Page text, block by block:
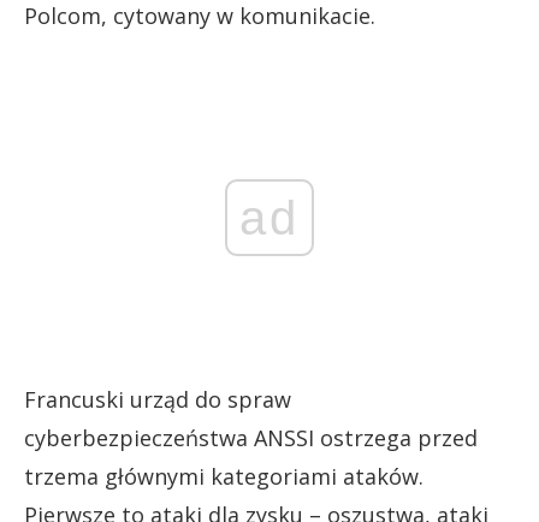
Polcom, cytowany w komunikacie.
ad
Francuski urząd do spraw
cyberbezpieczeństwa ANSSI ostrzega przed
trzema głównymi kategoriami ataków.
Pierwsze to ataki dla zysku – oszustwa, ataki